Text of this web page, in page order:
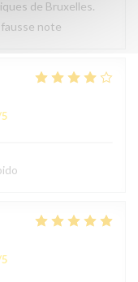
de Bruxelles.
note